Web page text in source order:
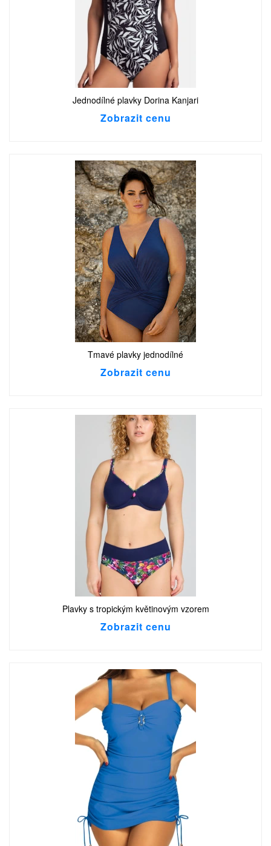
Jednodílné plavky Dorina Kanjari
Zobrazit cenu
Tmavé plavky jednodílné
Zobrazit cenu
Plavky s tropickým květinovým vzorem
Zobrazit cenu